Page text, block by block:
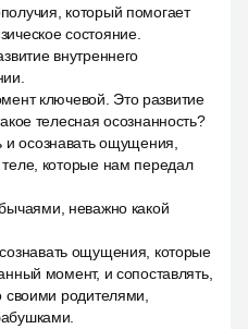
который помогает
состояние.
внутреннего
ключевой. Это развитие
телесная осознанность?
и осознавать ощущения,
которые нам передал
неважно какой
ощущения, которые
момент, и сопоставлять,
родителями,